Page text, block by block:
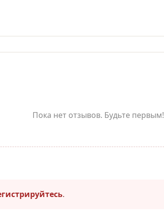
Пока нет отзывов. Будьте первым!
.